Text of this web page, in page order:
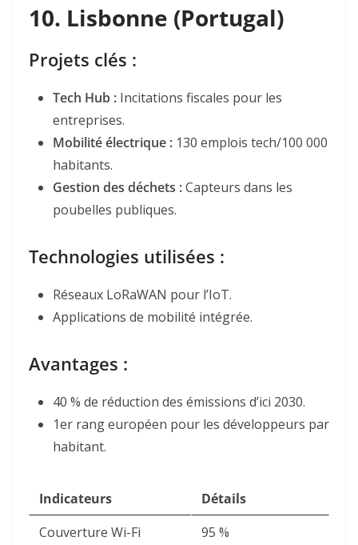
10. Lisbonne (Portugal)
Projets clés :
Tech Hub : Incitations fiscales pour les
entreprises.
Mobilité électrique : 130 emplois tech/100 000
habitants.
Gestion des déchets :Capteurs dans les
poubelles publiques.
Technologies utilisées :
Réseaux LoRaWAN pour l’IoT.
Applications de mobilité intégrée.
Avantages :
40 % de réduction des émissions d’ici 2030.
1er rang européen pour les développeurs par
habitant.
Indicateurs
Détails
Couverture Wi-Fi
95 %